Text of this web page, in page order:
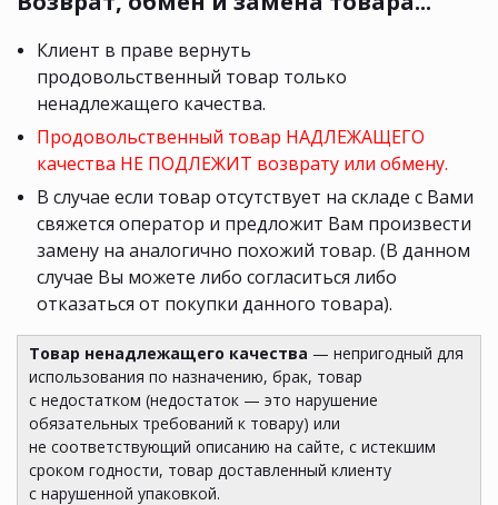
Клиент в праве вернуть
продовольственный товар только
ненадлежащего качества.
Продовольственный товар НАДЛЕЖАЩЕГО
качества НЕ ПОДЛЕЖИТ возврату или обмену.
В случае если товар отсутствует на складе с Вами
свяжется оператор и предложит Вам произвести
замену на аналогично похожий товар. (В данном
случае Вы можете либо согласиться либо
отказаться от покупки данного товара).
Товар ненадлежащего качества — непригодный для
использования по назначению, брак, товар
с недостатком (недостаток — это нарушение
обязательных требований к товару) или
не соответствующий описанию на сайте, с истекшим
сроком годности, товар доставленный клиенту
с нарушенной упаковкой.